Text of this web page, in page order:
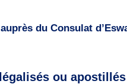
du Consulat
ou